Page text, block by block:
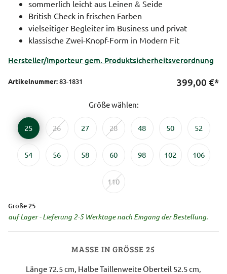
sommerlich leicht aus Leinen & Seide
British Check in frischen Farben
vielseitiger Begleiter im Business und privat
klassische Zwei-Knopf-Form in Modern Fit
Hersteller/Importeur gem. Produktsicherheitsverordnung
Artikelnummer:83-1831 399,00 €*
Größe wählen:
25 26 27 28 48 50 52
54 56 58 60 98 102 106
110
Größe 25
auf Lager - Lieferung 2-5 Werktage nach Eingang der Bestellung.
MASSE IN GRÖSSE 25
Länge 72.5 cm, Halbe Taillenweite Oberteil 52.5 cm,